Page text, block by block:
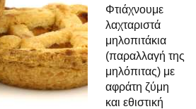
Φτιάχνουμε
λαχταριστά
μηλοπιτάκια
(παραλλαγή της
μηλόπιτας) με
αφράτη ζύμη
και εθιστική